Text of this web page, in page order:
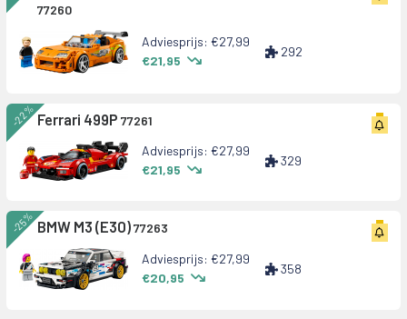
77260
Adviesprijs: €27,99
€21,95
292
-22%Ferrari 499P 77261
Adviesprijs: €27,99
€21,95
329
-25% BMW M3 (E30)77263
Adviesprijs: €27,99
€20,95
358